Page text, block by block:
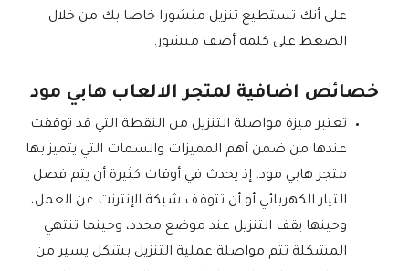
على أنك تستطيع تنزيل منشورا خاصا بك من خلال
الضغط على كلمة أضف منشور.
خصائص اضافية لمتجر الالعاب هابي مود
تعتبر ميزة مواصلة التنزيل من النقطة التي قد توقفت
عندها من ضمن أهم المميزات والسمات التي يتميز بها
متجر هابي مود، إذ يحدث في أوقات كثيرة أن يتم فصل
التيار الكهربائي أو أن تتوقف شبكة الإنترنت عن العمل،
وحينها يقف التنزيل عند موضع محدد، وحينما تنتهي
المشكلة تتم مواصلة عملية التنزيل بشكل يسير من